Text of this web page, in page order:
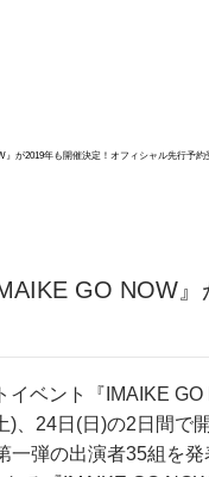
』が2019年も開催決定！オフィシャル先行予約
GO NOW
ベント『IMAIKE
)、24日(日)の2日間で
一弾の出演者35組を